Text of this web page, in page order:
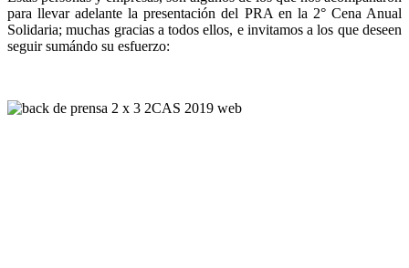
para llevar adelante la presentación del PRA en la 2° Cena Anual
Solidaria; muchas gracias a todos ellos, e invitamos a los que deseen
seguir sumándo su esfuerzo: